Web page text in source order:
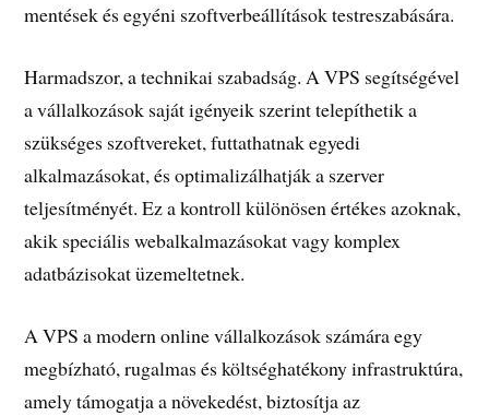
mentések és egyéni szoftverbeállítások testreszabására.
Harmadszor, a technikai szabadság. A VPS segítségével
a vállalkozások saját igényeik szerint telepíthetik a
szükséges szoftvereket, futtathatnak egyedi
alkalmazásokat, és optimalizálhatják a szerver
teljesítményét. Ez a kontroll különösen értékes azoknak,
akik speciális webalkalmazásokat vagy komplex
adatbázisokat üzemeltetnek.
A VPS a modern online vállalkozások számára egy
megbízható, rugalmas és költséghatékony infrastruktúra,
amely támogatja a növekedést, biztosítja az